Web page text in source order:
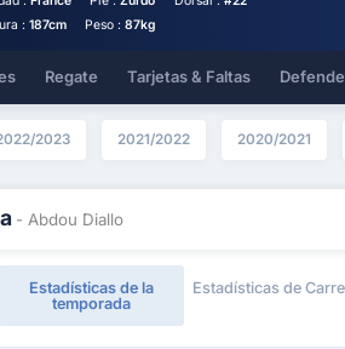
: 187cm Peso :87kg
Regate Tarjetas & Faltas
2023 2021/2022 2020/2021
- Abdou Diallo
Estadísticas de la
temporada
Estadísticas de